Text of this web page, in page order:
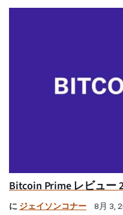
Bitcoin Prime レビュー
に ジェイソンコナー 8月 3,